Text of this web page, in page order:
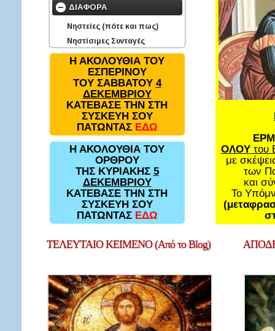
ΔΙΑΦΟΡΑ
Νηστείες (πότε και πως)
Νηστίσιμες Συνταγές
Η ΑΚΟΛΟΥΘΙΑ ΤΟΥ
ΕΣΠΕΡΙΝΟΥ
ΤΟΥ ΣΑΒΒΑΤΟΥ 4
ΔΕΚΕΜΒΡΙΟΥ
ΚΑΤΕΒΑΣΕ ΤΗΝ ΣΤΗ
ΣΥΣΚΕΥΗ ΣΟΥ
ΠΑΤΩΝΤΑΣ ΕΔΩ
Η ΑΚΟΛΟΥΘΙΑ ΤΟΥ
ΟΡΘΡΟΥ
ΤΗΣ ΚΥΡΙΑΚΗΣ 5
ΔΕΚΕΜΒΡΙΟΥ
ΚΑΤΕΒΑΣΕ ΤΗΝ ΣΤΗ
ΣΥΣΚΕΥΗ ΣΟΥ
ΠΑΤΩΝΤΑΣ ΕΔΩ
ΟΛΟΥτου
με
των
και
Το
ΤΕΛΕΥΤΑΙΟΚΕΙΜΕΝΟ (Από το Blog)